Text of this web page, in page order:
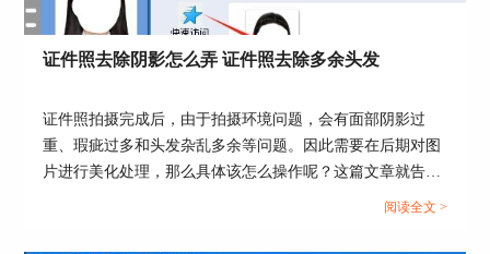
图4：更换证件照底色
红底的证件照，点击“照片保存”按钮，在“文件保
证件照去除阴影怎么弄 证件照去除多余头发
证件照拍摄完成后，由于拍摄环境问题，会有面部阴影过
重、瑕疵过多和头发杂乱多余等问题。因此需要在后期对图
片进行美化处理，那么具体该怎么操作呢？这篇文章就告诉
大家证件照去除阴影怎么弄，证件照去除多余头发。...
阅读全文 >